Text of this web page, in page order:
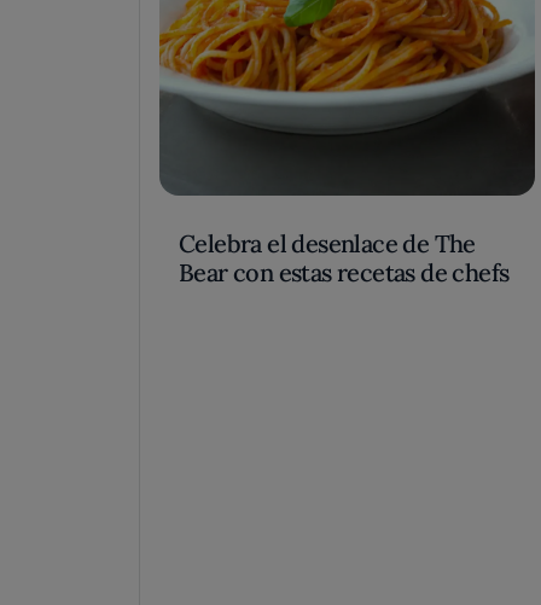
Celebra el desenlace de The
Bear con estas recetas de chefs